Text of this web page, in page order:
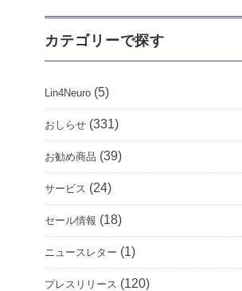
カテゴリーで探す
Lin4Neuro (5)
おしらせ (331)
お勧め商品 (39)
サービス (24)
セール情報 (18)
ニュースレター (1)
プレスリリース (120)